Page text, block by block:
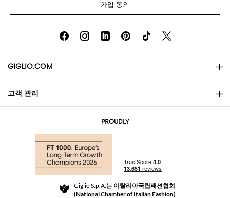
가입 동의
GIGLIO.COM
소개
Community Store
고객 관리
반품 및 환불
PROUDLY
Giglio S.p.A.는 이탈리아국립패션협회
(National Chamber of Italian Fashion)